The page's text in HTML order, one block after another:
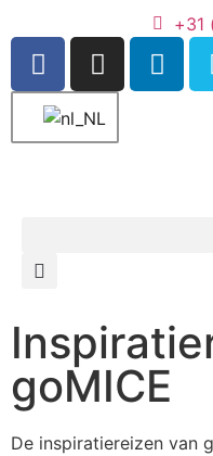
+31
goMICE
De inspiratiereizen van